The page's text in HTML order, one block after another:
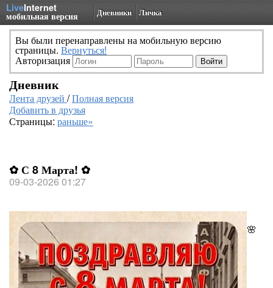
LiveInternet
мобильная версия Дневники Личка
Вы были перенаправлены на мобильную версию
страницы. Вернуться!
Авторизация
Дневник
Лента друзей /Полная версия
Добавить в друзья
Страницы: раньше»
✿ С 8 Марта! ✿
09-03-2026 01:27
🌸